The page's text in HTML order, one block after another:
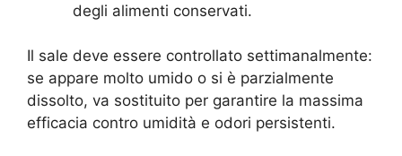
degli alimenti conservati.
Il sale deve essere controllato settimanalmente:
se appare molto umido o si è parzialmente
dissolto, va sostituito per garantire la massima
efficacia contro umidità e odori persistenti.